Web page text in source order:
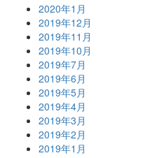
2020年1月
2019年12月
2019年11月
2019年10月
2019年7月
2019年6月
2019年5月
2019年4月
2019年3月
2019年2月
2019年1月